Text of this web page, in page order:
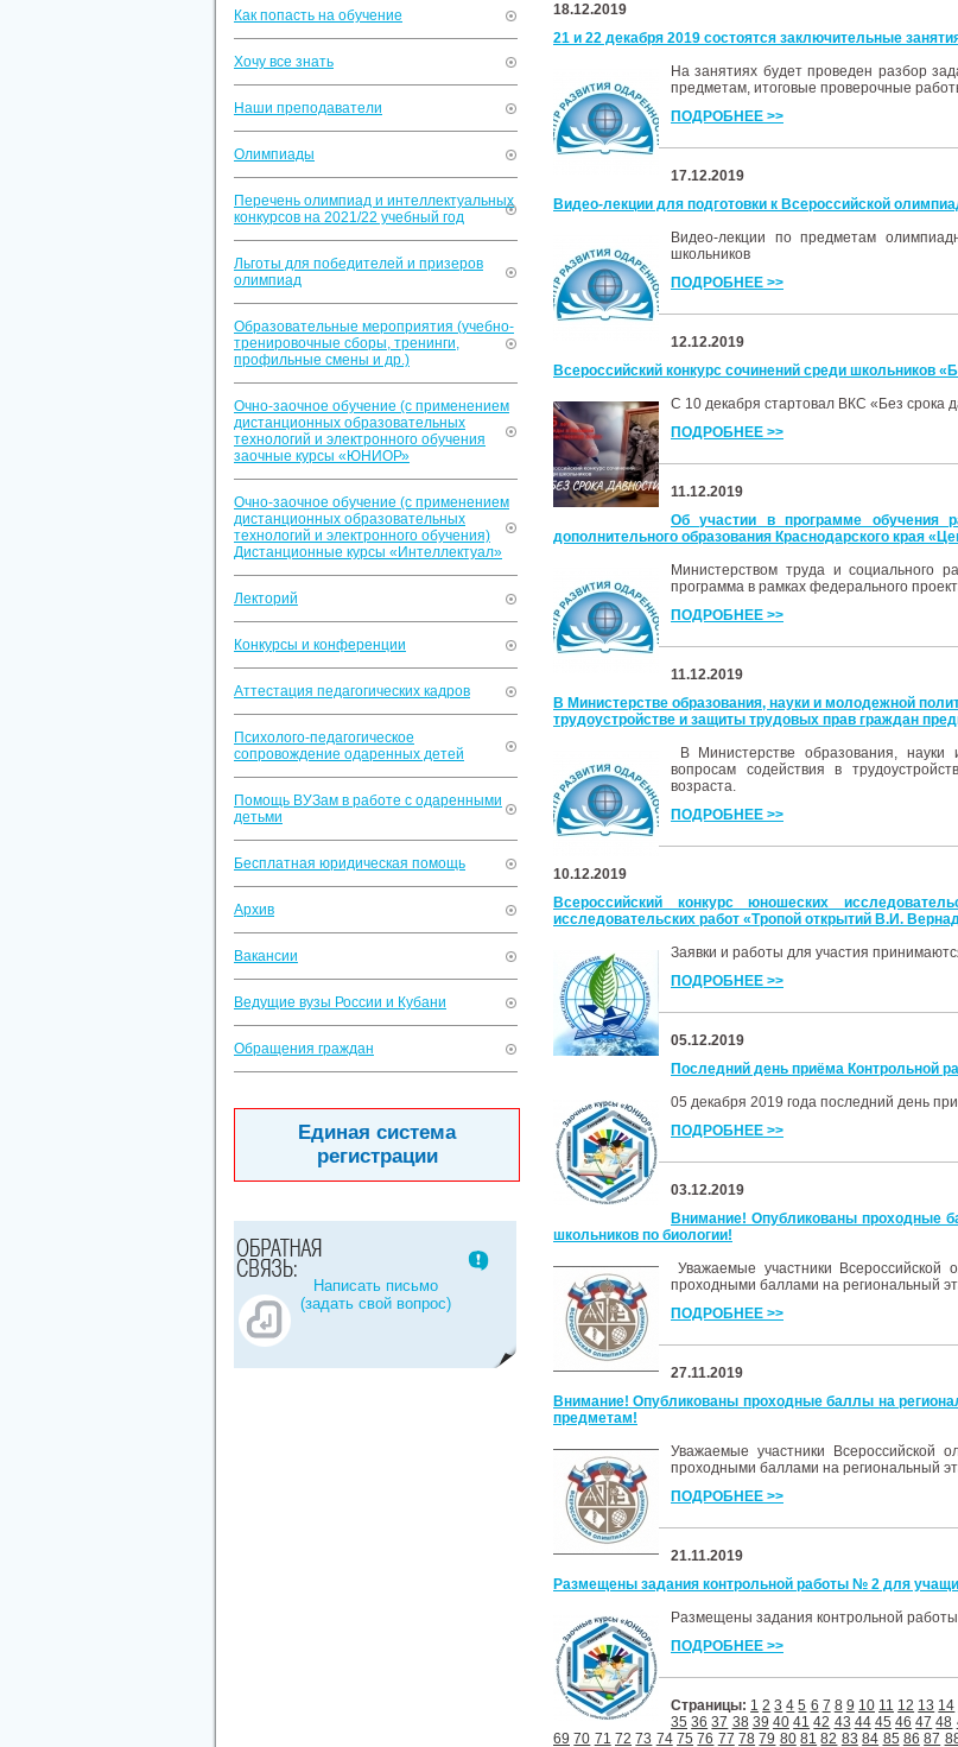
Как попасть на обучение
Хочу все знать
Наши преподаватели
Олимпиады
Перечень олимпиад и интеллектуальных
конкурсов на 2021/22 учебный год
Льготы для победителей и призеров
олимпиад
Образовательные мероприятия (учебно-
тренировочные сборы, тренинги,
профильные смены и др.)
Очно-заочное обучение (с применением
дистанционных образовательных
технологий и электронного обучения
заочные курсы «ЮНИОР»
Очно-заочное обучение (с применением
дистанционных образовательных
технологий и электронного обучения)
Дистанционные курсы «Интеллектуал»
Лекторий
Конкурсы и конференции
Аттестация педагогических кадров
Психолого-педагогическое
сопровождение одаренных детей
Помощь ВУЗам в работе с одаренными
детьми
Бесплатная юридическая помощь
Архив
Вакансии
Ведущие вузы России и Кубани
Обращения граждан
Единая система
регистрации
Написать письмо
(задать свой вопрос)
18.12.2019
21 и 22 декабря 2019 состоятся заключительные
На занятиях будет проведен разбор
предметам, итоговые проверочные
ПОДРОБНЕЕ >>
17.12.2019
Видео-лекции для подготовки к Всероссийской
Видео-лекции по предметам
школьников
ПОДРОБНЕЕ >>
12.12.2019
Всероссийский конкурс сочинений среди школьников
C 10 декабря стартовал ВКС «Без срока
ПОДРОБНЕЕ >>
11.12.2019
Об участии в программе обучения
дополнительного образования Краснодарского края
Министерством труда и социального
программа в рамках федерального
ПОДРОБНЕЕ >>
11.12.2019
В Министерстве образования, науки и молодежной
трудоустройстве и защиты трудовых прав граждан
В Министерстве образования,
вопросам содействия в
возраста.
ПОДРОБНЕЕ >>
10.12.2019
Всероссийский конкурс юношеских
исследовательских работ «Тропой открытий В.И.
Заявки и работы для участия
ПОДРОБНЕЕ >>
05.12.2019
Последний день приёма Контрольной
05 декабря 2019 года последний день
ПОДРОБНЕЕ >>
03.12.2019
Внимание! Опубликованы проходные
школьников по биологии!
Уважаемые участники
проходными баллами на региональный
ПОДРОБНЕЕ >>
27.11.2019
Внимание! Опубликованы проходные баллы на
предметам!
Уважаемые участники Всероссийской
проходными баллами на региональный
ПОДРОБНЕЕ >>
21.11.2019
Размещены задания контрольной работы № 2 для
Размещены задания контрольной
ПОДРОБНЕЕ >>
Страницы: 1 2 3 4 5 6 7 8 9 10 11 12 13 14
35 36 37 38 39 40 41 42 43 44 45 46 47 48
69 70 71 72 73 74 75 76 77 78 79 80 81 82 83 84 85 86 87